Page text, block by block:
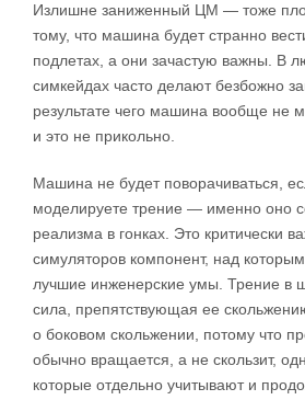
Излишне заниженный ЦМ — тоже
тому, что машина будет странно
подлетах, а они зачастую важны. В
симкейдах часто делают безбожно
результате чего машина вообще не
и это не прикольно.
Машина не будет поворачиваться,
моделируете трение — именно оно
реализма в гонках. Это критически
симуляторов компонент, над
лучшие инженерские умы. Трение в
сила, препятствующая ее
о боковом скольжении, потому что
обычно вращается, а не скользит,
которые отдельно учитывают и